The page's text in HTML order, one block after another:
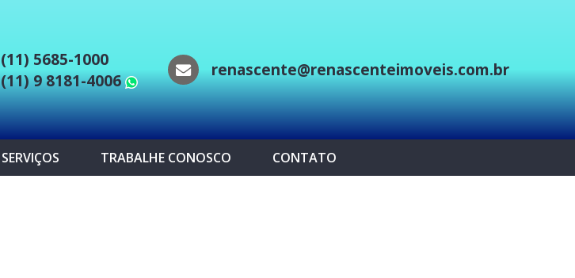
(11) 5685-1000
(11) 9 8181-4006
WhatsApp
renascente@renascenteimoveis.com.br
SERVIÇOS TRABALHE CONOSCO CONTATO